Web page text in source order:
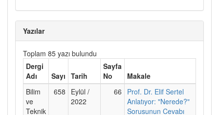
Yazılar
Toplam 85 yazı bulundu
Dergi
Adı
Sayı Tarih
Sayfa
No
Makale
Bilim
ve
Teknik
658
Eylül /
2022
66
Prof. Dr. Elif Sertel
Anlatıyor: "Nerede?"
Sorusunun Cevabı